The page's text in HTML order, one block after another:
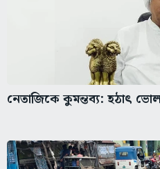
নেতাজিকে কুমন্তব্য: হঠাৎ